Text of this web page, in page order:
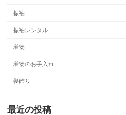
振袖
振袖レンタル
着物
着物のお手入れ
髪飾り
最近の投稿